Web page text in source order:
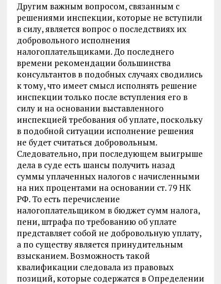
Другим важным вопросом, связанным с
решениями инспекции, которые не вступили
в силу, является вопрос о последствиях их
добровольного исполнения
налогоплательщиками. До последнего
времени рекомендации большинства
консультантов в подобных случаях сводились
к тому, что имеет смысл исполнять решение
инспекции только после вступления его в
силу и на основании выставленного
инспекцией требования об уплате, поскольку
в подобной ситуации исполнение решения
не будет считаться добровольным.
Следовательно, при последующем выигрыше
дела в суде есть шансы получить назад
суммы уплаченных налогов с начисленными
на них процентами на основании ст. 79 НК
РФ. То есть перечисление
налогоплательщиком в бюджет сумм налога,
пени, штрафа по требованию об уплате
представляет собой не добровольную уплату,
а по существу является принудительным
взысканием. Возможность такой
квалификации следовала из правовых
позиций, которые содержатся в Определении